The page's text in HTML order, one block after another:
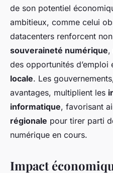
de son potentiel
ambitieux, comme celui
datacenters renforcent
souveraineté numérique,
des opportunités d’emploi
locale. Les
avantages, multiplient les
informatique, favorisant
régionale pour tirer parti
numérique en cours.
Impact